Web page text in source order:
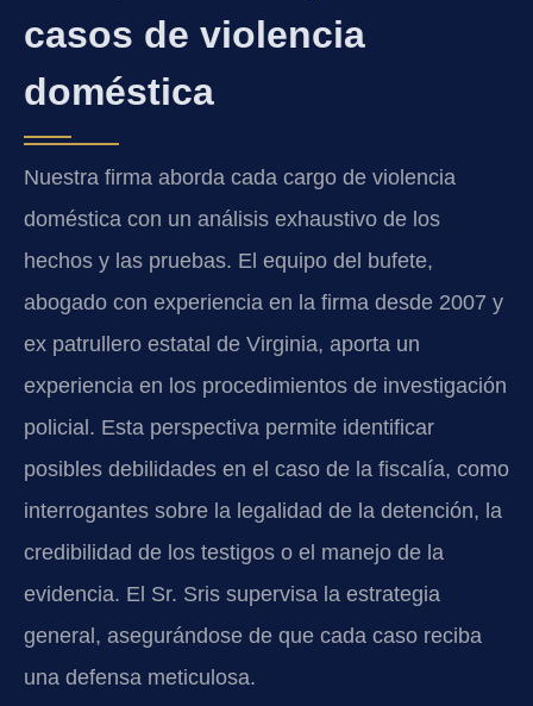
casos de violencia
doméstica
Nuestra firma aborda cada cargo de violencia
doméstica con un análisis exhaustivo de los
hechos y las pruebas. El equipo del bufete,
abogado con experiencia en la firma desde 2007 y
ex patrullero estatal de Virginia, aporta un
experiencia en los procedimientos de investigación
policial. Esta perspectiva permite identificar
posibles debilidades en el caso de la fiscalía, como
interrogantes sobre la legalidad de la detención, la
credibilidad de los testigos o el manejo de la
evidencia. El Sr. Sris supervisa la estrategia
general, asegurándose de que cada caso reciba
una defensa meticulosa.